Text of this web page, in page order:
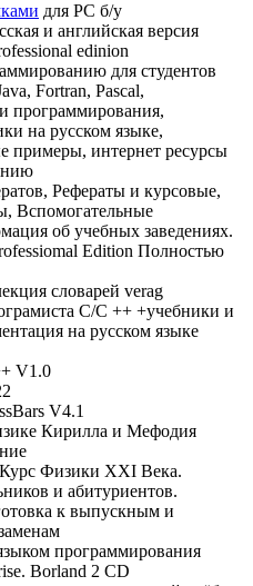
для PC б/у
и английская версия
edinion
для студентов
Fortran, Pascal,
программирования,
на русском языке,
примеры, интернет ресурсы
Рефераты и курсовые,
Вспомогательные
об учебных заведениях.
Edition Полностью
словарей verag
С/С ++ +учебники и
на русском языке
V1.0
V4.1
Кирилла и Мефодия
Физики XXI Века.
и абитуриентов.
к выпускным и
программирования
Borland 2 СD